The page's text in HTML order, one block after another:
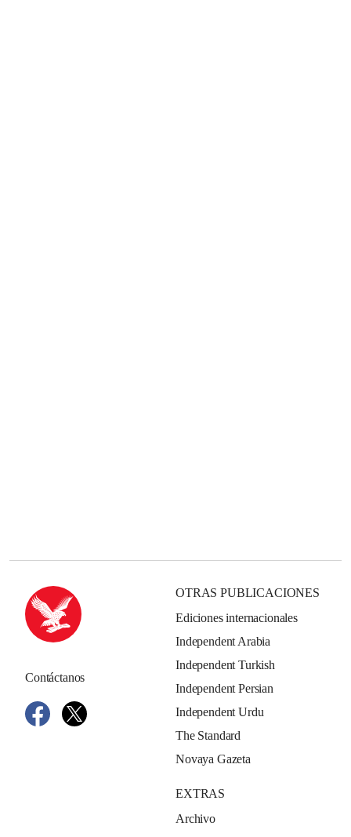
Contáctanos
OTRAS PUBLICACIONES
Ediciones internacionales
Independent Arabia
Independent Turkish
Independent Persian
Independent Urdu
The Standard
Novaya Gazeta
EXTRAS
Archivo